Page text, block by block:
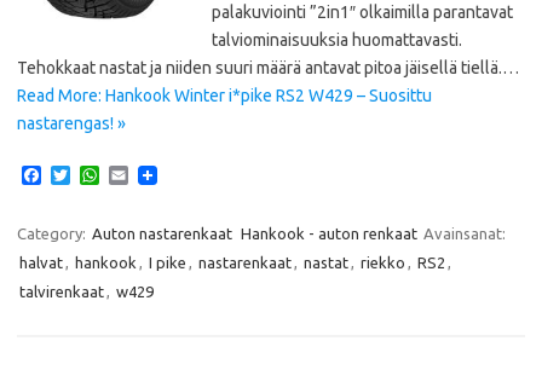
palakuviointi ”2in1″ olkaimilla parantavat
talviominaisuuksia huomattavasti.
Tehokkaat nastat ja niiden suuri määrä antavat pitoa jäisellä tiellä.…
Read More: Hankook Winter i*pike RS2 W429‎ – Suosittu
nastarengas! »
e
o
o
T
t
t
e
r
W
t
s
A
p
E
i
l
Category: Auton nastarenkaat Hankook - auton renkaat Avainsanat:
halvat
hankook I pike nastarenkaat nastat riekko RS2
talvirenkaat
w429